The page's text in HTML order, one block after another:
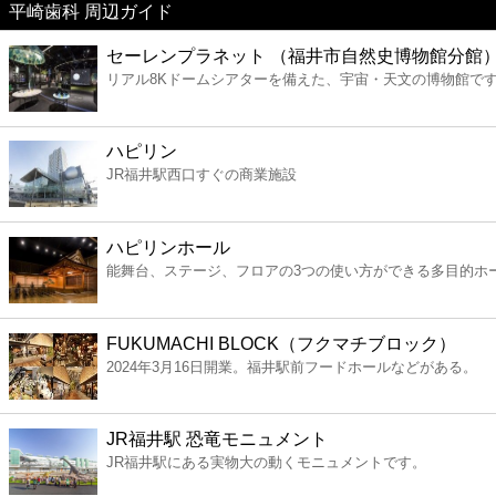
美容
コンビニ
薬局
スーパー
エンタメ
レジャー
書店
ファミレス
平崎歯科 周辺ガイド
セーレンプラネット （福井市自然史博物館分館）
リアル8Kドームシアターを備えた、宇宙・天文の博物館です
ハピリン
JR福井駅西口すぐの商業施設
ハピリンホール
能舞台、ステージ、フロアの3つの使い方ができる多目的ホ
FUKUMACHI BLOCK（フクマチブロック）
2024年3月16日開業。福井駅前フードホールなどがある。
JR福井駅 恐竜モニュメント
JR福井駅にある実物大の動くモニュメントです。